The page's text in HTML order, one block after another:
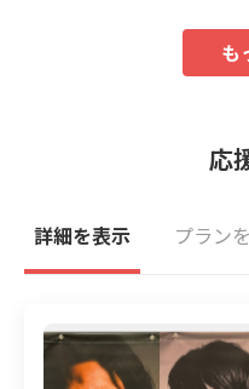
返礼品
応
詳細を表示 プラン